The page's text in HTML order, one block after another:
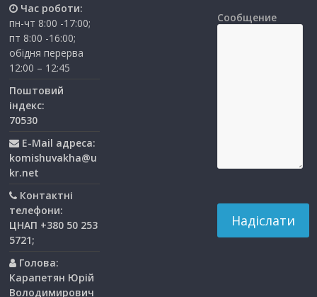
Час роботи:
пн-чт 8:00 -17:00;
пт 8:00 -16:00;
обідня перерва
12:00 – 12:45
Поштовий
індекс:
70530
E-Mail адреса:
komishuvakha@u
kr.net
Контактні
телефони:
ЦНАП +380 50 253
5721;
Голова:
Карапетян Юрій
Володимирович
Сообщение